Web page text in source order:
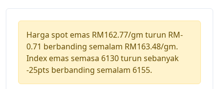
Harga spot emas RM162.77/gm turun RM-
0.71 berbanding semalam RM163.48/gm.
Index emas semasa 6130 turun sebanyak
-25pts berbanding semalam 6155.